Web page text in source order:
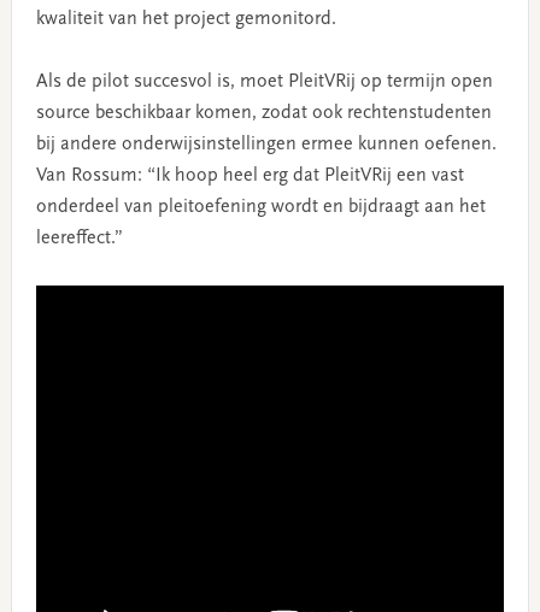
kwaliteit van het project gemonitord.
Als de pilot succesvol is, moet PleitVRij op termijn open
source beschikbaar komen, zodat ook rechtenstudenten
bij andere onderwijsinstellingen ermee kunnen oefenen.
Van Rossum: “Ik hoop heel erg dat PleitVRij een vast
onderdeel van pleitoefening wordt en bijdraagt aan het
leereffect.”